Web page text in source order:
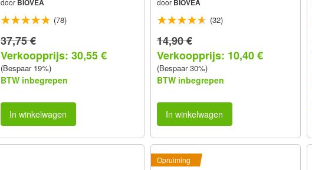
door BIOVEA
(78)
37,75 €
Verkoopprijs: 30,55 €
(Bespaar 19%)
BTW inbegrepen
In winkelwagen
door BIOVEA
(32)
14,90 €
Verkoopprijs: 10,40 €
(Bespaar 30%)
BTW inbegrepen
In winkelwagen
Opruiming